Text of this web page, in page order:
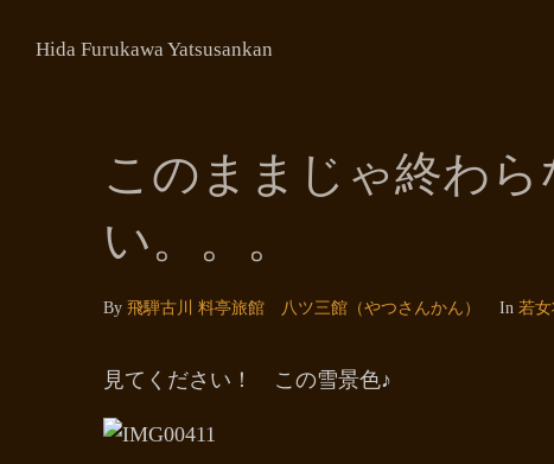
Hida Furukawa Yatsusankan
このままじゃ終わ
い。。。
By 飛騨古川 料亭旅館 八ツ三館（やつさんかん） In 若
見てください！ この雪景色♪